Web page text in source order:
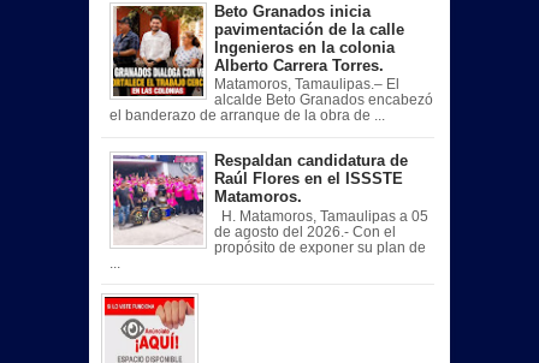
Beto Granados inicia
pavimentación de la calle
Ingenieros en la colonia
Alberto Carrera Torres.
Matamoros, Tamaulipas.– El
alcalde Beto Granados encabezó
el banderazo de arranque de la obra de ...
Respaldan candidatura de
Raúl Flores en el ISSSTE
Matamoros.
H. Matamoros, Tamaulipas a 05
de agosto del 2026.- Con el
propósito de exponer su plan de